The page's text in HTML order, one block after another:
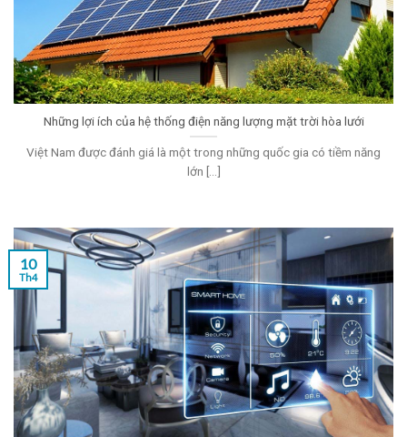
Những lợi ích của hệ thống điện năng lượng mặt trời hòa lưới
Việt Nam được đánh giá là một trong những quốc gia có tiềm năng
lớn [...]
10
Th4